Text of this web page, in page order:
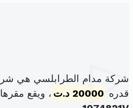
شركة مدام الطرابلسي هي
قدره 20000 د.ت ، ويقع